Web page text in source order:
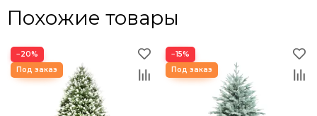
чтобы сохранить ваше напольное покрытие.
Похожие товары
−20% −15%